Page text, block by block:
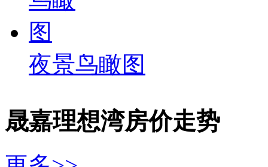
夜景鸟瞰图
晟嘉理想湾房价走势